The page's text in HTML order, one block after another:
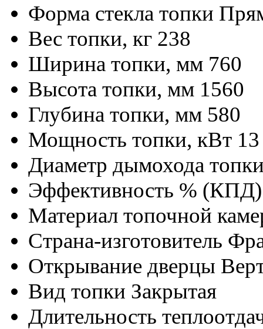
Форма стекла топки
Вес топки, кг 238
Ширина топки, мм 760
Высота топки, мм 1560
Глубина топки, мм 580
Мощность топки, кВт 13
Диаметр дымохода
Эффективность % (КПД)
Материал топочной
Страна-изготовитель
Открывание дверцы
Вид топки Закрытая
Длительность